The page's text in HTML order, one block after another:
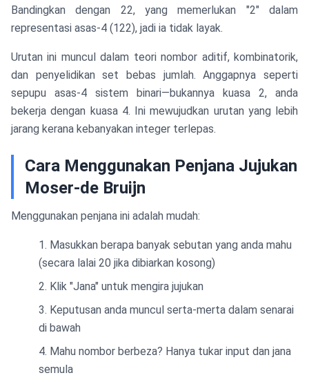
Bandingkan dengan 22, yang memerlukan "2" dalam
representasi asas-4 (122), jadi ia tidak layak.
Urutan ini muncul dalam teori nombor aditif, kombinatorik,
dan penyelidikan set bebas jumlah. Anggapnya seperti
sepupu asas-4 sistem binari—bukannya kuasa 2, anda
bekerja dengan kuasa 4. Ini mewujudkan urutan yang lebih
jarang kerana kebanyakan integer terlepas.
Cara Menggunakan Penjana Jujukan
Moser-de Bruijn
Menggunakan penjana ini adalah mudah:
Masukkan berapa banyak sebutan yang anda mahu
(secara lalai 20 jika dibiarkan kosong)
Klik "Jana" untuk mengira jujukan
Keputusan anda muncul serta-merta dalam senarai
di bawah
Mahu nombor berbeza? Hanya tukar input dan jana
semula